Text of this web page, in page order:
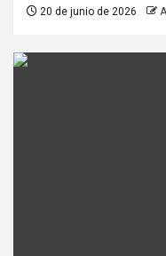
20 de junio de 2026